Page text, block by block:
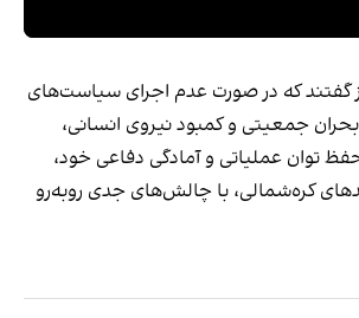
گفتند که در صورت عدم اجرای سیاست‌های
بحران جمعیتی و کمبود نیروی انسانی،
توان عملیاتی و آمادگی دفاعی خود،
کره‌شمالی، با چالش‌های جدی روبه‌رو